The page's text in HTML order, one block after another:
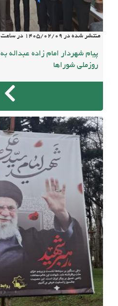
منتشر شده در 1405/02/09 در ساعت
روزملی شوراها